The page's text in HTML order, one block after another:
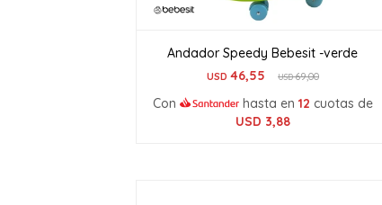
Andador Speedy Bebesit -verde
USD 46,55 USD69,00
Con hasta en 12 cuotas de
USD 3,88